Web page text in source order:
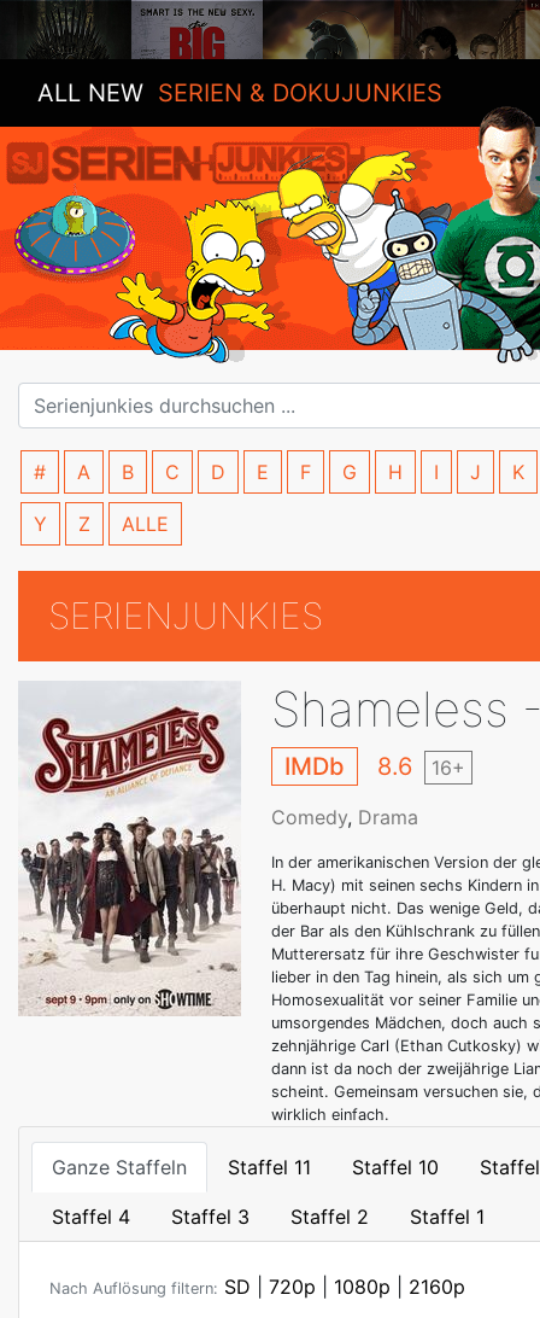
ALL NEW SERIEN & DOKUJUNKIES
# A B C D E F G H I J K
Y Z ALLE
SERIENJUNKIES
Shameless
IMDb 8.6 16+
Comedy, Drama
In der amerikanischen Version der
H. Macy) mit seinen sechs Kindern
überhaupt nicht. Das wenige Geld,
der Bar als den Kühlschrank zu
Mutterersatz für ihre Geschwister
lieber in den Tag hinein, als sich
Homosexualität vor seiner Familie
umsorgendes Mädchen, doch auch
zehnjährige Carl (Ethan Cutkosky)
dann ist da noch der zweijährige
scheint. Gemeinsam versuchen sie,
wirklich einfach.
Ganze Staffeln Staffel 11 Staffel 10
Staffel 4 Staffel 3 Staffel 2 Staffel 1
Nach Auflösung filtern: SD 720p 1080p 2160p